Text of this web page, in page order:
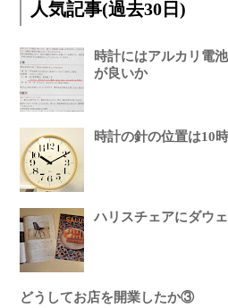
人気記事(過去30日)
時計にはアルカリ電
が良いか
時計の針の位置は10
ハリスチェアにダウ
どうしてお店を開業したか③